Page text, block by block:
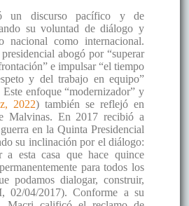
un discurso pacífico y de
su voluntad de diálogo y
nacional como internacional.
abogó por “superar
e impulsar “el tiempo
y del trabajo en equipo”
enfoque “modernizador” y
2022) también se reflejó en
Malvinas. En 2017 recibió a
en la Quinta Presidencial
su inclinación por el diálogo:
a esta casa que hace quince
para todos los
podamos dialogar, construir,
02/04/2017). Conforme a su